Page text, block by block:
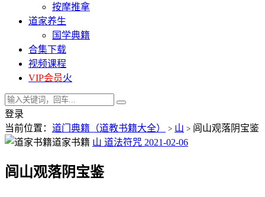
按摩推拿
道家养生
国学典籍
合集下载
视频课程
VIP会员火
登录
当前位置： 道门典籍（道教书籍大全） > 山 > 闾山观落阴宝鉴
道家书籍 山 道法符咒 2021-02-06
闾山观落阴宝鉴